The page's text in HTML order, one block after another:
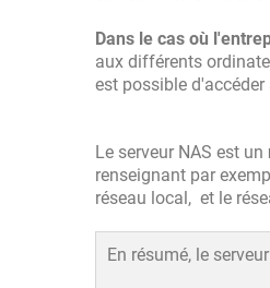
Dans le cas où
aux différents
est possible
Le serveur NAS est un
renseignant par
réseau local, et le
En résumé, le